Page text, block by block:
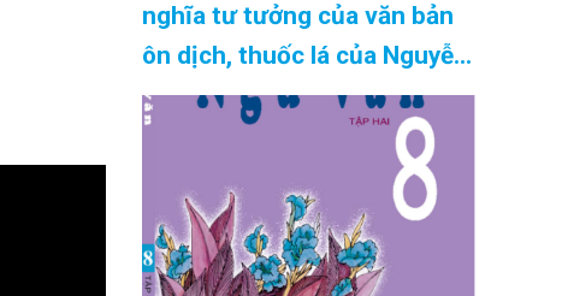
nghĩa tư tưởng của văn bản
ôn dịch, thuốc lá của Nguyễn
Khắc Viện “chuẩn nhất” Cập
Nhật 08/2026